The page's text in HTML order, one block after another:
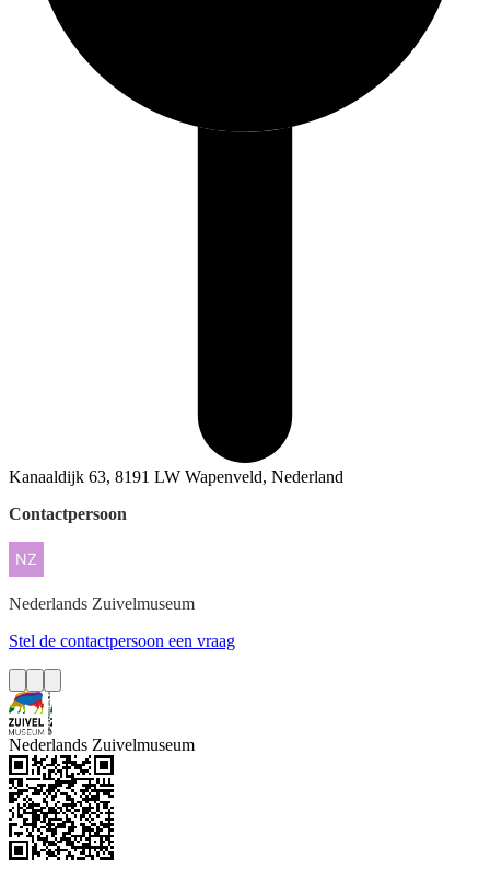
Kanaaldijk 63, 8191 LW Wapenveld, Nederland
Contactpersoon
Nederlands Zuivelmuseum
Stel de contactpersoon een vraag
Nederlands Zuivelmuseum